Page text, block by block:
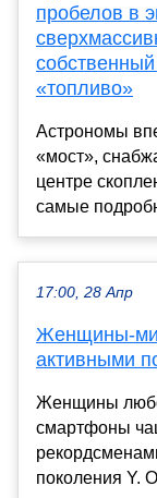
пробелов в
«топливо»
Астрономы
«мост»,
центре
самые
17:00, 28 Апр
Женщины-
активными
Женщины
смартфоны
поколения Y.